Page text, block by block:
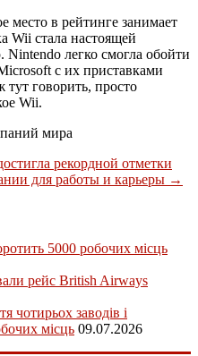
место в рейтинге занимает
Wii стала настоящей
легко смогла обойти
с их приставками
говорить, просто
Wii.
мира
рекордной отметки
для работы и карьеры →
5000 робочих місць
рейс British Airways
чотирьох заводів і
місць 09.07.2026